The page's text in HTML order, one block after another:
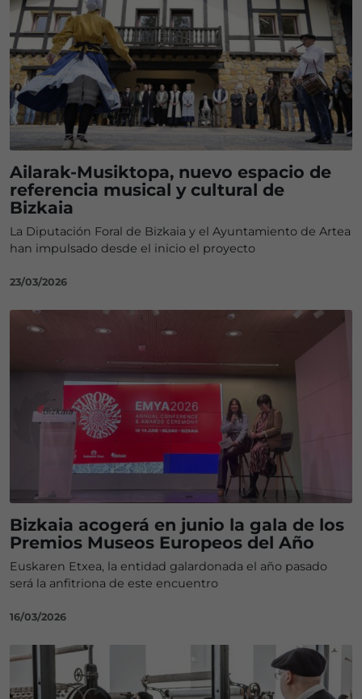
Ailarak-Musiktopa, nuevo espacio de
referencia musical y cultural de
Bizkaia
La Diputación Foral de Bizkaia y el Ayuntamiento de Artea
han impulsado desde el inicio el proyecto
23/03/2026
Bizkaia acogerá en junio la gala de los
Premios Museos Europeos del Año
Euskaren Etxea, la entidad galardonada el año pasado
será la anfitriona de este encuentro
16/03/2026